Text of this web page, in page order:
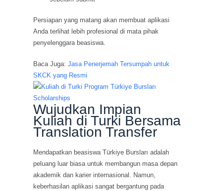
Persiapan yang matang akan membuat aplikasi
Anda terlihat lebih profesional di mata pihak
penyelenggara beasiswa.
Baca Juga:Jasa Penerjemah Tersumpah untuk
SKCK yang Resmi
Wujudkan Impian
Kuliah di Turki Bersama
Translation Transfer
Mendapatkan beasiswa Türkiye Bursları adalah
peluang luar biasa untuk membangun masa depan
akademik dan karier internasional. Namun,
keberhasilan aplikasi sangat bergantung pada